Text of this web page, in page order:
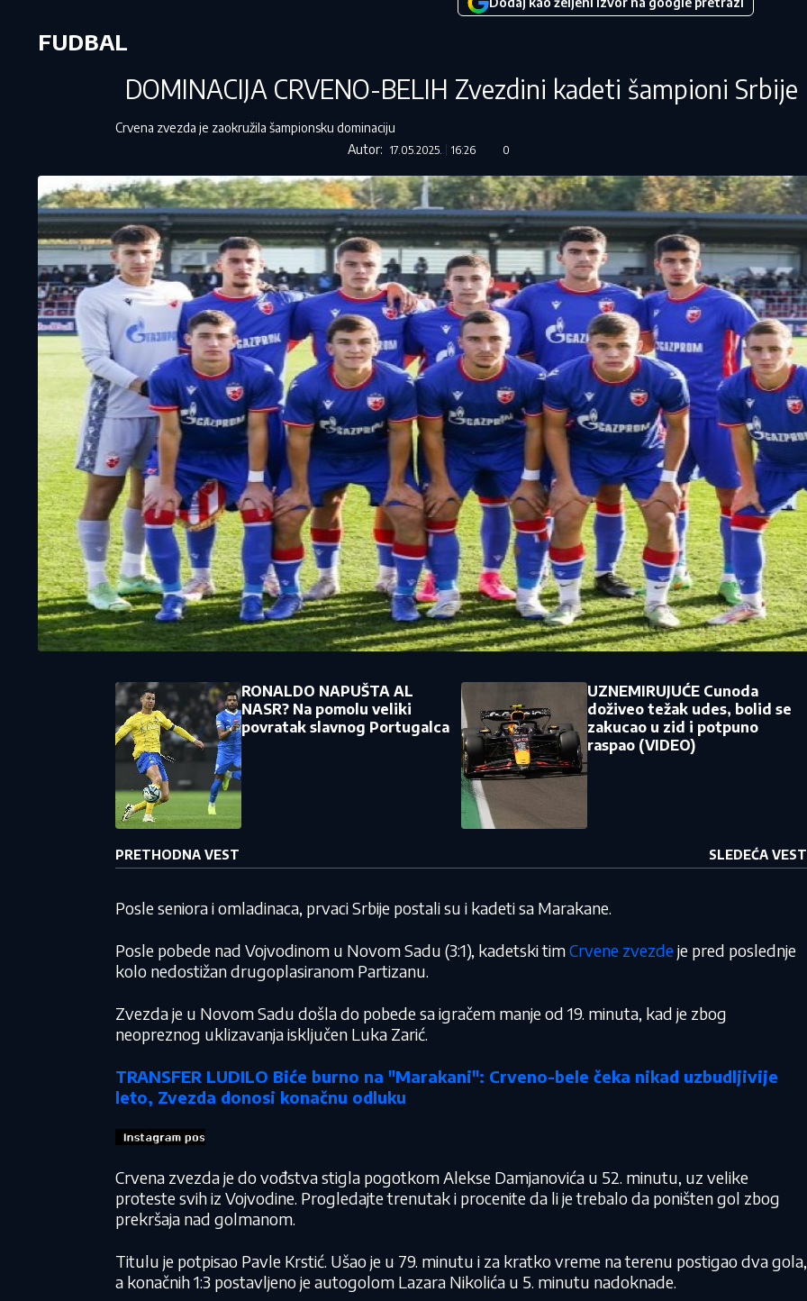
FUDBAL
DOMINACIJA CRVENO-BELIH Zvezdini kadeti šampioni Srbije
Crvena zvezda je zaokružila šampionsku dominaciju
Autor: 17.05.2025. 16:26 0
RONALDO NAPUŠTA AL
NASR? Na pomolu veliki
povratak slavnog Portugalca
PRETHODNA VEST
UZNEMIRUJUĆE Cunoda
doživeo težak udes, bolid se
zakucao u zid i potpuno
raspao (VIDEO)
SLEDEĆA VEST
Posle seniora i omladinaca, prvaci Srbije postali su i kadeti sa Marakane.
Posle pobede nad Vojvodinom u Novom Sadu (3:1), kadetski timCrvene zvezdeje pred poslednje
kolo nedostižan drugoplasiranom Partizanu.
Zvezda je u Novom Sadu došla do pobede sa igračem manje od 19. minuta, kad je zbog
neopreznog uklizavanja isključen Luka Zarić.
TRANSFER LUDILO Biće burno na "Marakani": Crveno-bele čeka nikad uzbudljivije
leto, Zvezda donosi konačnu odluku
Crvena zvezda je do vođstva stigla pogotkom Alekse Damjanovića u 52. minutu, uz velike
proteste svih iz Vojvodine. Progledajte trenutak i procenite da li je trebalo da poništen gol zbog
prekršaja nad golmanom.
Titulu je potpisao Pavle Krstić. Ušao je u 79. minutu i za kratko vreme na terenu postigao dva gola,
a konačnih 1:3 postavljeno je autogolom Lazara Nikolića u 5. minutu nadoknade.